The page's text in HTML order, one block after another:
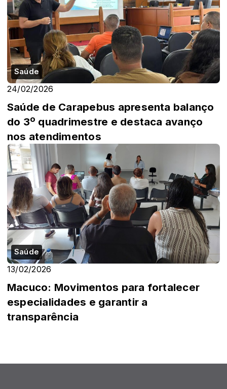
Saúde
24/02/2026
Saúde de Carapebus apresenta balanço
do 3º quadrimestre e destaca avanço
nos atendimentos
Saúde
13/02/2026
Macuco: Movimentos para fortalecer
especialidades e garantir a
transparência